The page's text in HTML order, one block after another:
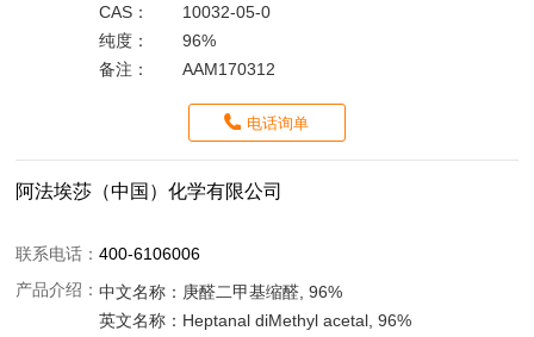
CAS：
10032-05-0
纯度：
96%
备注：
AAM170312
电话询单
阿法埃莎（中国）化学有限公司
联系电话：400-6106006
产品介绍：中文名称： 庚醛二甲基缩醛, 96%
英文名称： Heptanal diMethyl acetal, 96%